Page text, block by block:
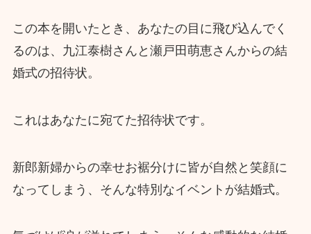
この本を開いたとき、あなたの目に飛び込んでく
るのは、九江泰樹さんと瀬戸田萌恵さんからの結
婚式の招待状。
これはあなたに宛てた招待状です。
新郎新婦からの幸せお裾分けに皆が自然と笑顔に
なってしまう、そんな特別なイベントが結婚式。